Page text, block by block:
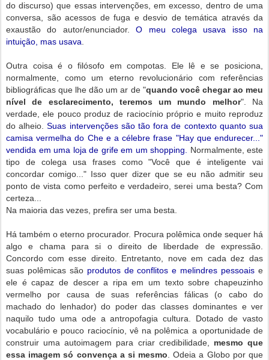
do discurso) que essas intervenções, em excesso, dentro de uma
conversa, são acessos de fuga e desvio de temática através da
exaustão do autor/enunciador.O meu colega usava isso na
intuição, mas usava
Outra coisa é o filósofo em compotas. Ele lê e se posiciona,
normalmente, como um eterno revolucionário com referências
bibliográficas que lhe dão um ar de "quando você chegar ao meu
nível de esclarecimento, teremos um mundo melhor". Na
verdade, ele pouco produz de raciocínio próprio e muito reproduz
do alheio.Suas intervenções são tão fora de contexto quanto sua
camisa vermelha do Che e a célebre frase "Hay que endurecer..."
vendida em uma loja de grife em um shopping.
Normalmente, este
tipo de colega usa frases como "Você que é inteligente vai
concordar comigo..." Isso quer dizer que se eu não admitir seu
ponto de vista como perfeito e verdadeiro, serei uma besta? Com
certeza...
Na maioria das vezes, prefira ser uma besta.
Há também o eterno procurador. Procura polêmica onde sequer há
algo e chama para si o direito de liberdade de expressão.
Concordo com esse direito. Entretanto, nove em cada dez das
suas polêmicas são produtos de conflitos e melindres pessoais e
ele é capaz de descer a ripa em um texto sobre chapeuzinho
vermelho por causa de suas referências fálicas (o cabo do
machado do lenhador) do poder das classes dominantes e ver
naquilo tudo uma ode a antropofagia cultura. Dotado de vasto
vocabulário e pouco raciocínio, vê na polêmica a oportunidade de
construir uma autoimagem para criar credibilidade, mesmo que
essa imagem só convença a si mesmo . Odeia a Globo por que